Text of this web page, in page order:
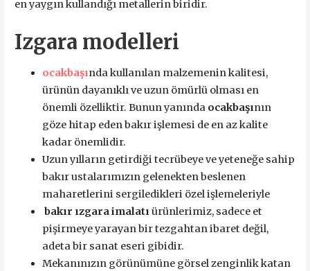
en yaygın kullandığı metallerin biridir.
Izgara modelleri
ocakbaşında kullanılan malzemenin kalitesi,
ürünün dayanıklı ve uzun ömürlü olması en
önemli özelliktir. Bunun yanında ocakbaşının
göze hitap eden bakır işlemesi de en az kalite
kadar önemlidir.
Uzun yılların getirdiği tecrübeye ve yeteneğe sahip
bakır ustalarımızın gelenekten beslenen
maharetlerini sergiledikleri özel işlemeleriyle
bakır ızgara imalatıürünlerimiz, sadece et
pişirmeye yarayan bir tezgahtan ibaret değil,
adeta bir sanat eseri gibidir.
Mekanınızın görünümüne görsel zenginlik katan